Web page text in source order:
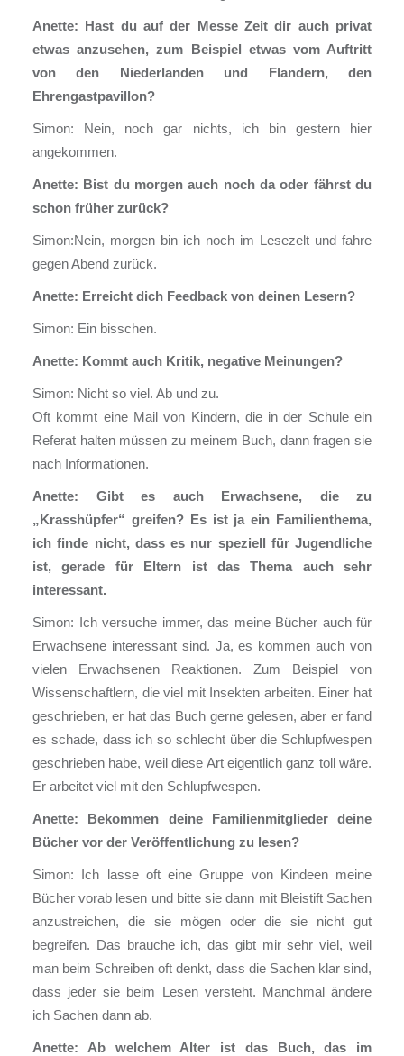
Anette: Hast du auf der Messe Zeit dir auch privat
etwas anzusehen, zum Beispiel etwas vom Auftritt
von den Niederlanden und Flandern, den
Ehrengastpavillon?
Simon: Nein, noch gar nichts, ich bin gestern hier
angekommen.
Anette: Bist du morgen auch noch da oder fährst du
schon früher zurück?
Simon:Nein, morgen bin ich noch im Lesezelt und fahre
gegen Abend zurück.
Anette: Erreicht dich Feedback von deinen Lesern?
Simon: Ein bisschen.
Anette: Kommt auch Kritik, negative Meinungen?
Simon: Nicht so viel. Ab und zu.
Oft kommt eine Mail von Kindern, die in der Schule ein
Referat halten müssen zu meinem Buch, dann fragen sie
nach Informationen.
Anette: Gibt es auch Erwachsene, die zu
„Krasshüpfer“ greifen? Es ist ja ein Familienthema,
ich finde nicht, dass es nur speziell für Jugendliche
ist, gerade für Eltern ist das Thema auch sehr
interessant.
Simon: Ich versuche immer, das meine Bücher auch für
Erwachsene interessant sind. Ja, es kommen auch von
vielen Erwachsenen Reaktionen. Zum Beispiel von
Wissenschaftlern, die viel mit Insekten arbeiten. Einer hat
geschrieben, er hat das Buch gerne gelesen, aber er fand
es schade, dass ich so schlecht über die Schlupfwespen
geschrieben habe, weil diese Art eigentlich ganz toll wäre.
Er arbeitet viel mit den Schlupfwespen.
Anette: Bekommen deine Familienmitglieder deine
Bücher vor der Veröffentlichung zu lesen?
Simon: Ich lasse oft eine Gruppe von Kindeen meine
Bücher vorab lesen und bitte sie dann mit Bleistift Sachen
anzustreichen, die sie mögen oder die sie nicht gut
begreifen. Das brauche ich, das gibt mir sehr viel, weil
man beim Schreiben oft denkt, dass die Sachen klar sind,
dass jeder sie beim Lesen versteht. Manchmal ändere
ich Sachen dann ab.
Anette: Ab welchem Alter ist das Buch, das im